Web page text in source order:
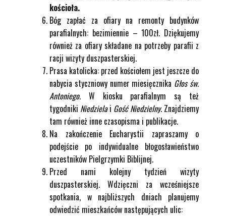
kościoła.
Bóg zapłać za ofiary na remonty budynków
parafialnych: bezimiennie – 100zł. Dziękujemy
również za ofiary składane na potrzeby parafii z
racji wizyty duszpasterskiej.
Prasa katolicka: przed kościołem jest jeszcze do
nabycia styczniowy numer miesięcznika Głos św.
Antoniego. W kiosku parafialnym są też
tygodniki Niedzielai Gość Niedzielny. Znajdziemy
tam również inne czasopisma i publikacje.
Na zakończenie Eucharystii zapraszamy o
podejście po indywidualne błogosławieństwo
uczestników Pielgrzymki Biblijnej.
Przed nami kolejny tydzień wizyty
duszpasterskiej. Wdzięczni za wcześniejsze
spotkania, w najbliższych dniach planujemy
odwiedzić mieszkańców następujących ulic: